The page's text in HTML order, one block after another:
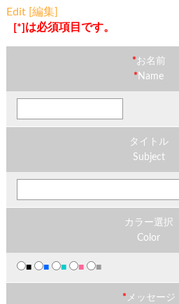
Edit [編集]
[*]は必須項目です。
*お名前
* Name
タイトル
Subject
カラー選択
Color
■ ■ ■ ■ ■
* メッセージ